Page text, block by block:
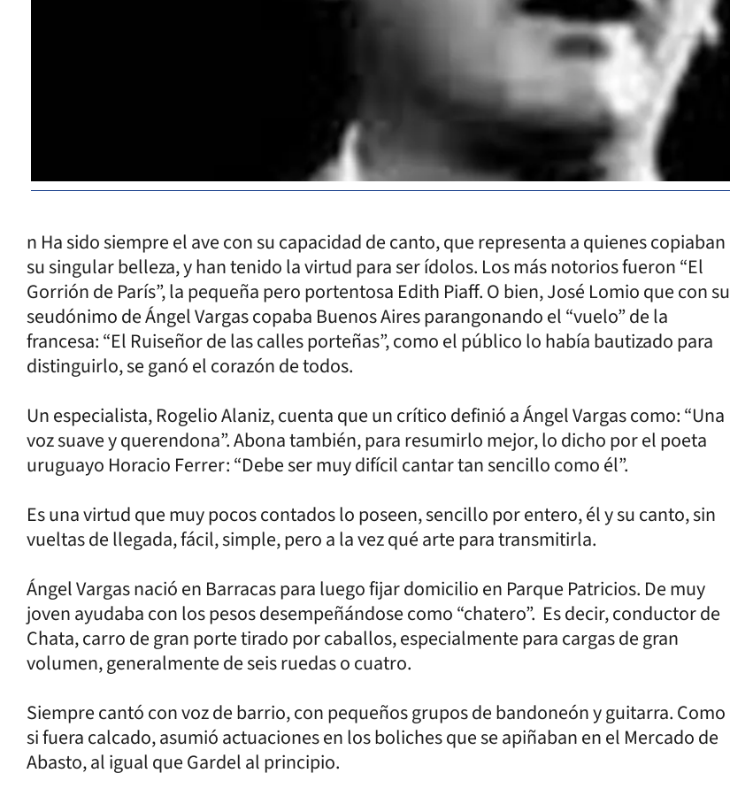
n Ha sido siempre el ave con su capacidad de canto, que representa a quienes copiaban
su singular belleza, y han tenido la virtud para ser ídolos. Los más notorios fueron “El
Gorrión de París”, la pequeña pero portentosa Edith Piaff. O bien, José Lomio que con su
seudónimo de Ángel Vargas copaba Buenos Aires parangonando el “vuelo” de la
francesa: “El Ruiseñor de las calles porteñas”, como el público lo había bautizado para
distinguirlo, se ganó el corazón de todos.
Un especialista, Rogelio Alaniz, cuenta que un crítico definió a Ángel Vargas como: “Una
voz suave y querendona”. Abona también, para resumirlo mejor, lo dicho por el poeta
uruguayo Horacio Ferrer: “Debe ser muy difícil cantar tan sencillo como él”.
Es una virtud que muy pocos contados lo poseen, sencillo por entero, él y su canto, sin
vueltas de llegada, fácil, simple, pero a la vez qué arte para transmitirla.
Ángel Vargas nació en Barracas para luego fijar domicilio en Parque Patricios. De muy
joven ayudaba con los pesos desempeñándose como “chatero”. Es decir, conductor de
Chata, carro de gran porte tirado por caballos, especialmente para cargas de gran
volumen, generalmente de seis ruedas o cuatro.
Siempre cantó con voz de barrio, con pequeños grupos de bandoneón y guitarra. Como
si fuera calcado, asumió actuaciones en los boliches que se apiñaban en el Mercado de
Abasto, al igual que Gardel al principio.